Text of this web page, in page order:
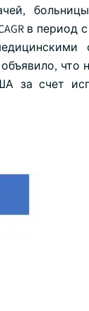
в период с
что
за счет